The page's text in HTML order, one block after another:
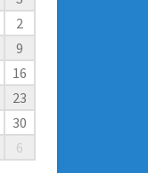
2
9
16
23
30
6